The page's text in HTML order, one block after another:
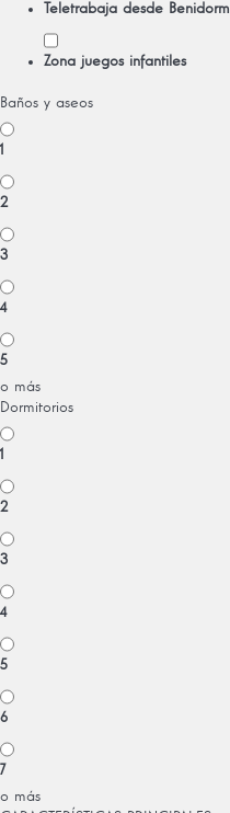
Teletrabaja desde Benidorm
Zona juegos infantiles
Baños y aseos
1
2
3
4
5
o más
Dormitorios
1
2
3
4
5
6
7
o más